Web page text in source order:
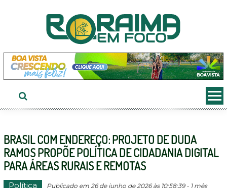
BRASIL COM ENDEREÇO: PROJETO DE DUDA
RAMOS PROPÕE POLÍTICA DE CIDADANIA DIGITAL
PARA ÁREAS RURAIS E REMOTAS
Política
Publicado em 26 de junho de 2026 às 10:58:39 - 1 mês